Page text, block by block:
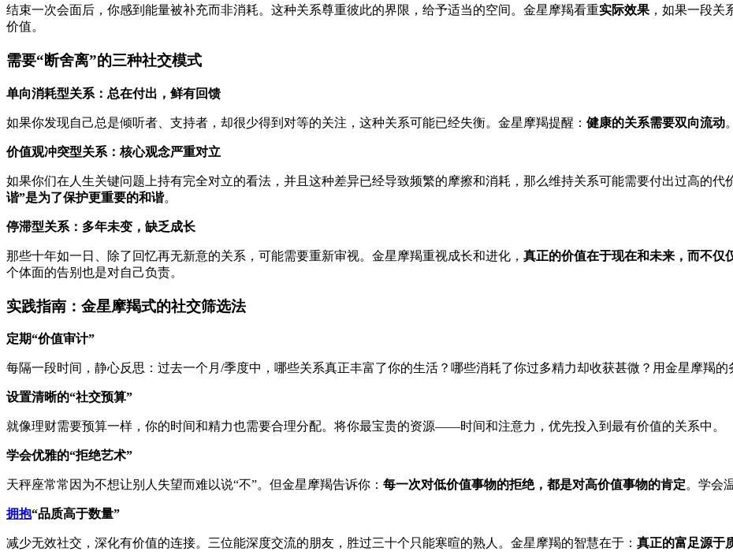
结束一次会面后，你感到能量被补充而非消耗。这种关系尊重彼此的界限，给予适当的空间。金星摩羯看重实际效果 ，如果一段
价值。
需要“断舍离”的三种社交模式
单向消耗型关系：总在付出，鲜有回馈
如果你发现自己总是倾听者、支持者，却很少得到对等的关注，这种关系可能已经失衡。金星摩羯提醒： 健康的关系需要双向流动
价值观冲突型关系：核心观念严重对立
如果你们在人生关键问题上持有完全对立的看法，并且这种差异已经导致频繁的摩擦和消耗，那么维持关系可能需要付出过高的代
谐”是为了保护更重要的和谐。
停滞型关系：多年未变，缺乏成长
那些十年如一日、除了回忆再无新意的关系，可能需要重新审视。金星摩羯重视成长和进化， 真正的价值在于现在和未来，而不仅
个体面的告别也是对自己负责。
实践指南：金星摩羯式的社交筛选法
定期“价值审计”
每隔一段时间，静心反思：过去一个月/季度中，哪些关系真正丰富了你的生活？哪些消耗了你过多精力却收获甚微？用金星摩羯的
设置清晰的“社交预算”
就像理财需要预算一样，你的时间和精力也需要合理分配。将你最宝贵的资源——时间和注意力，优先投入到最有价值的关系中。
学会优雅的“拒绝艺术”
天秤座常常因为不想让别人失望而难以说“不”。但金星摩羯告诉你： 每一次对低价值事物的拒绝，都是对高价值事物的肯定。学会
拥抱“品质高于数量”
减少无效社交，深化有价值的连接。三位能深度交流的朋友，胜过三十个只能寒暄的熟人。金星摩羯的智慧在于： 真正的富足源于